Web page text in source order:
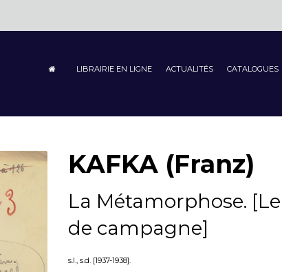
LIBRAIRIE EN LIGNE ACTUALITÉS CATALOGUES
KAFKA (Franz)
La Métamorphose.
de campagne]
s.l., s.d. [1937-1938].